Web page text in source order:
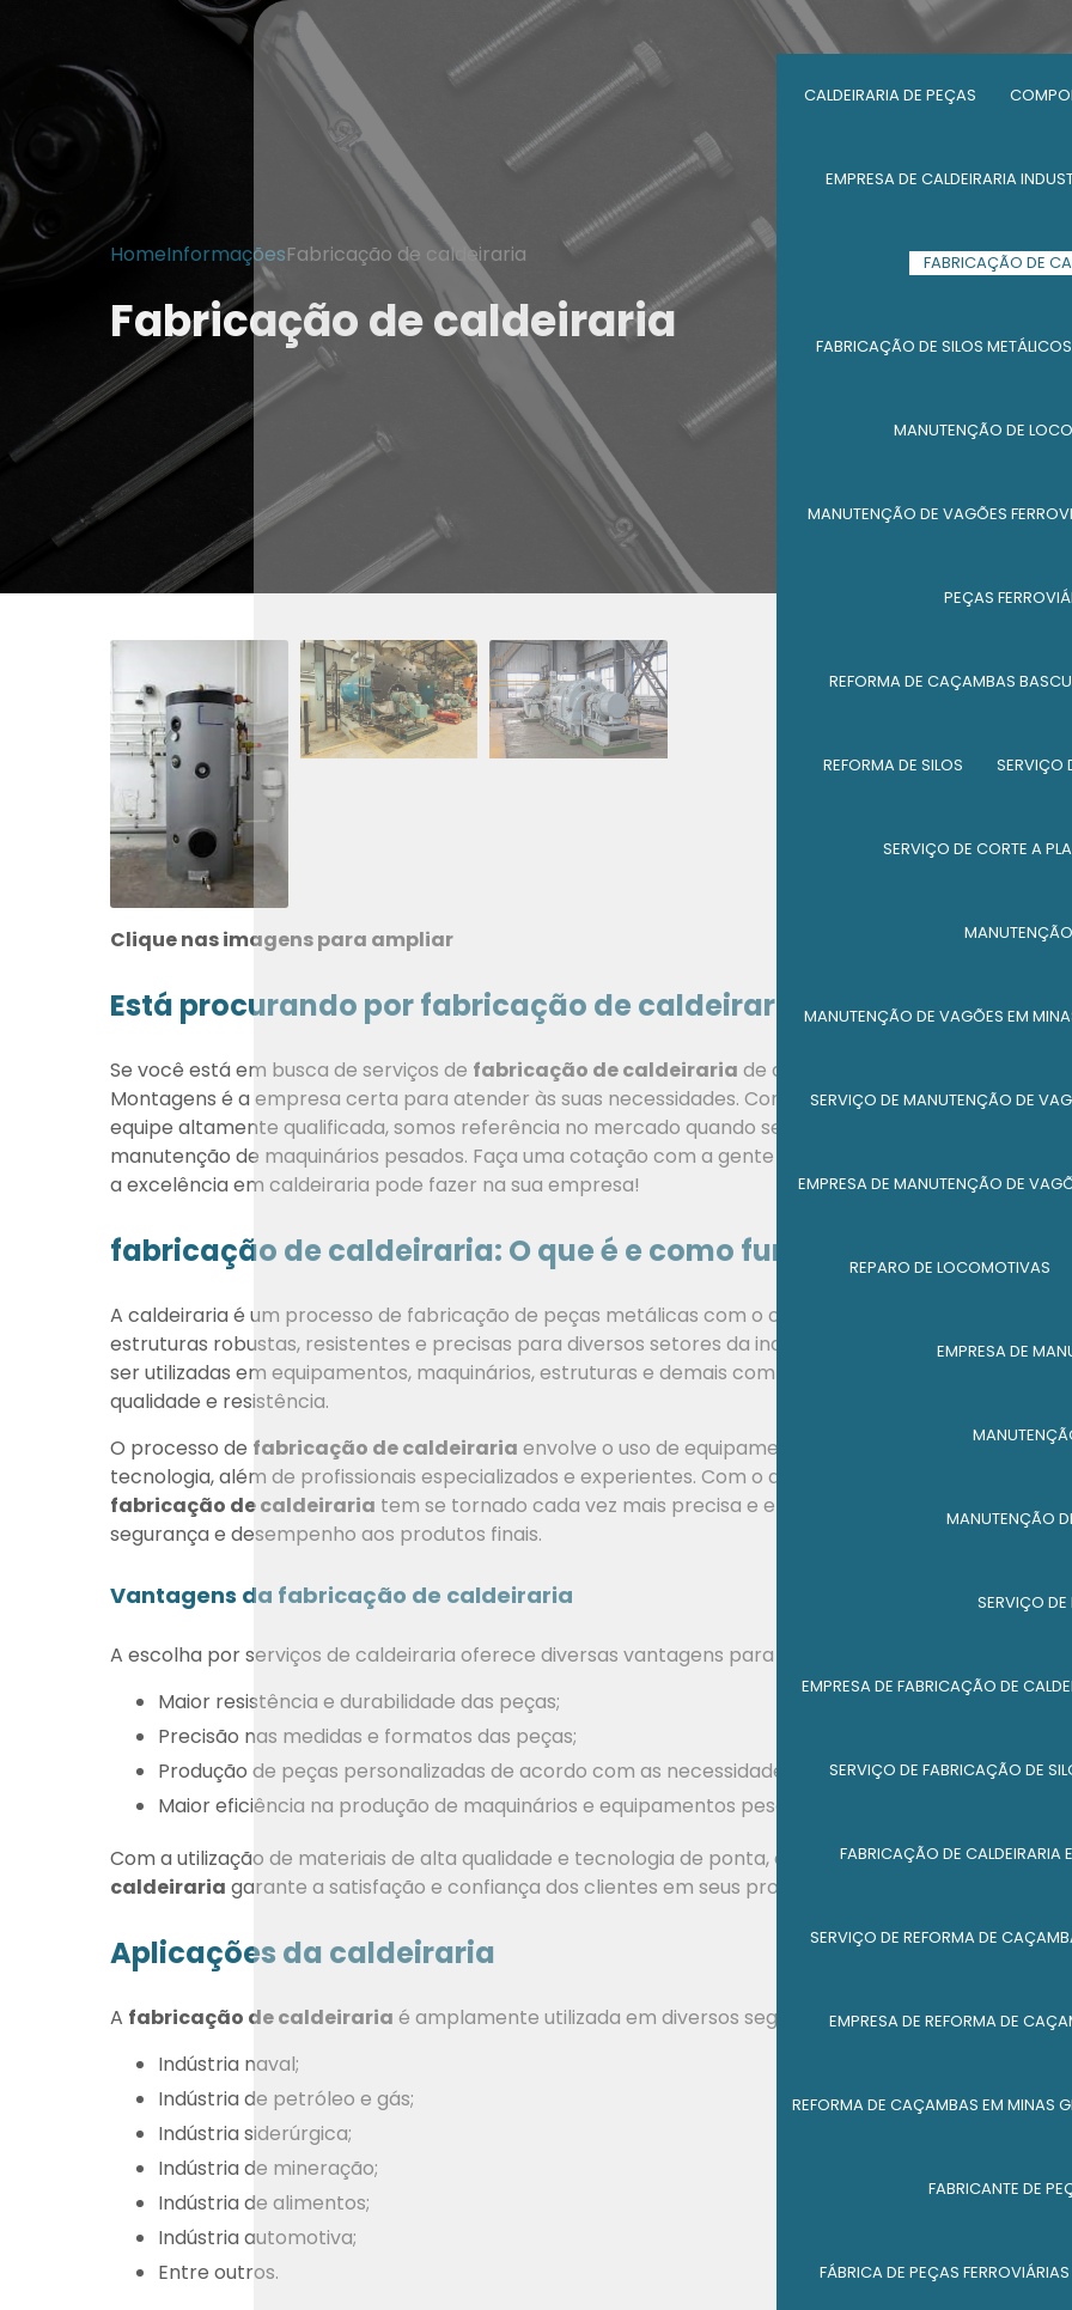
CALDEIRARIA DE PEÇAS
EMPRESA DE CALDEIRARIA
FABRICAÇÃO DE
FABRICAÇÃO DE SILOS METÁLICOS
MANUTENÇÃO DE
MANUTENÇÃO DE VAGÕES
PEÇAS
REFORMA DE CAÇAMBAS
REFORMA DE SILOS SERVIÇO
SERVIÇO DE CORTE A
MANUTENÇÃO DE VAGÕES EM
SERVIÇO DE MANUTENÇÃO DE
EMPRESA DE MANUTENÇÃO DE
REPARO DE LOCOMOTIVAS
EMPRESA DE
MANUTENÇÃO
SERVIÇO
EMPRESA DE FABRICAÇÃO DE
SERVIÇO DE FABRICAÇÃO DE
FABRICAÇÃO DE CALDEIRARIA
SERVIÇO DE REFORMA DE
EMPRESA DE REFORMA DE
REFORMA DE CAÇAMBAS EM MINAS
FABRICANTE DE
FÁBRICA DE PEÇAS FERROVIÁRIAS
HomeInformaçõesFabricação de caldeiraria
Fabricação de caldeiraria
Clique nas imagens para ampliar
Está procurando por fabricação de caldeiraria?
Se você está em busca de serviços de fabricação de caldeiraria de qualidade, a MGL Processos e
Montagens é a empresa certa para atender às suas necessidades. Com ampla experiência e
equipe altamente qualificada, somos referência no mercado quando se trata de fabricação e
manutenção de maquinários pesados. Faça uma cotação com a gente e descubra a diferença que
a excelência em caldeiraria pode fazer na sua empresa!
fabricação de caldeiraria: O que é e como funciona?
A caldeiraria é um processo de fabricação de peças metálicas com o objetivo de construir
estruturas robustas, resistentes e precisas para diversos setores da indústria. Essas peças podem
ser utilizadas em equipamentos, maquinários, estruturas e demais componentes que exigem alta
qualidade e resistência.
O processo de fabricação de caldeiraria envolve o uso de equipamentos e máquinas de alta
tecnologia, além de profissionais especializados e experientes. Com o avanço da tecnologia, a
fabricação de caldeiraria tem se tornado cada vez mais precisa e eficiente, garantindo mais
segurança e desempenho aos produtos finais.
Vantagens da fabricação de caldeiraria
A escolha por serviços de caldeiraria oferece diversas vantagens para as empresas, como:
Maior resistência e durabilidade das peças;
Precisão nas medidas e formatos das peças;
Produção de peças personalizadas de acordo com as necessidades do cliente;
Maior eficiência na produção de maquinários e equipamentos pesados.
Com a utilização de materiais de alta qualidade e tecnologia de ponta, a
fabricação de
caldeiraria garante a satisfação e confiança dos clientes em seus produtos e serviços.
Aplicações da caldeiraria
A fabricação de caldeiraria é amplamente utilizada em diversos segmentos da indústria, como:
Indústria naval;
Indústria de petróleo e gás;
Indústria siderúrgica;
Indústria de mineração;
Indústria de alimentos;
Indústria automotiva;
Entre outros.